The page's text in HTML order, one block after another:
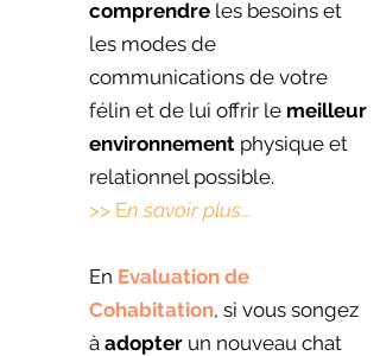
comprendre les besoins et
les modes de
communications de votre
félin et de lui offrir le meilleur
environnement physique et
relationnel possible.
>> En savoir plus...
En Evaluation de
Cohabitation, si vous songez
à adopter un nouveau chat